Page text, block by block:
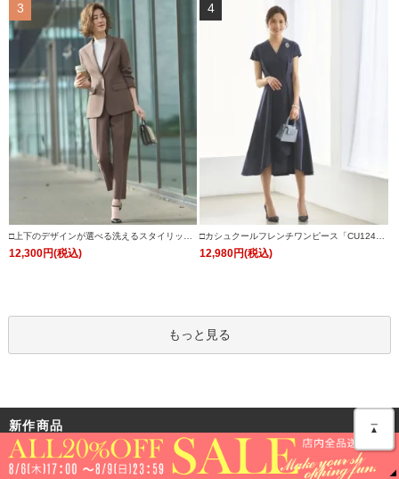
3
□上下のデザインが選べる洗えるスタイリッシ
ュビジネススーツパンツセット「CSU1242」/
12,300円(税込)
4
□カシュクールフレンチワンピース「CU124
8」
12,980円(税込)
もっと見る
新作商品
▲